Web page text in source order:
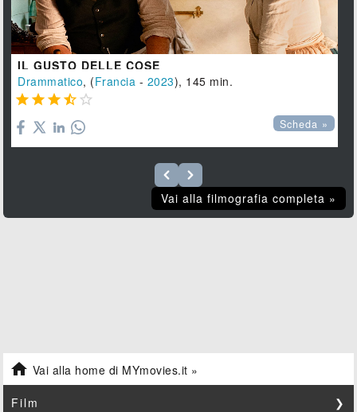
IL GUSTO DELLE COSE
Drammatico, (Francia - 2023), 145 min.
    
Scheda »
Vai alla filmografia completa »
 Vai alla home di MYmovies.it »
Film ❯